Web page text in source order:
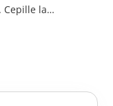
Cepille la
(parte
inferior. No se